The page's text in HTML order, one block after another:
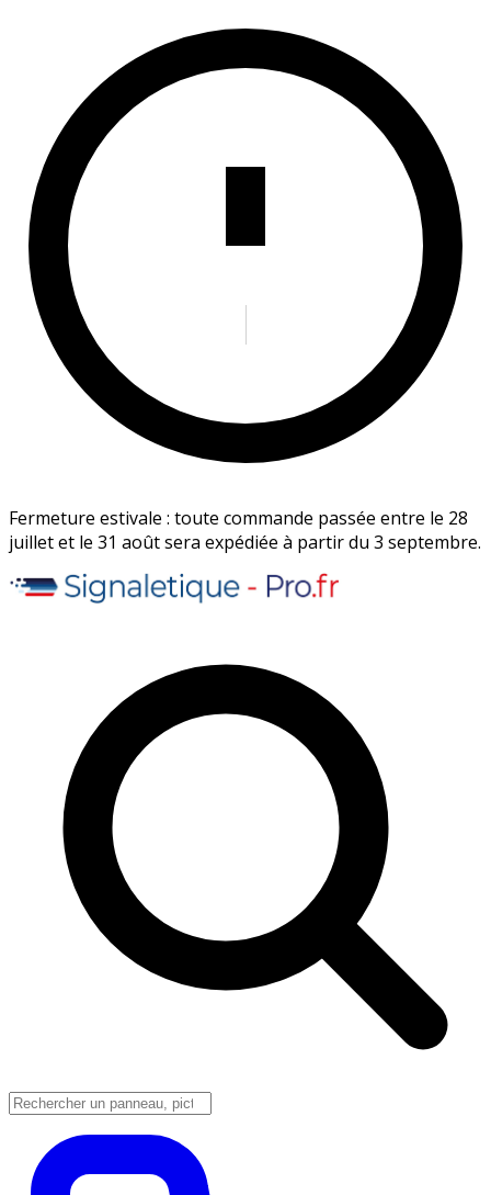
Fermeture estivale : toute commande passée entre le 28
juillet et le 31 août sera expédiée à partir du 3 septembre.